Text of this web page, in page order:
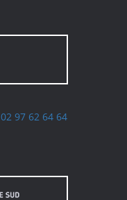
02 97 62 64 64